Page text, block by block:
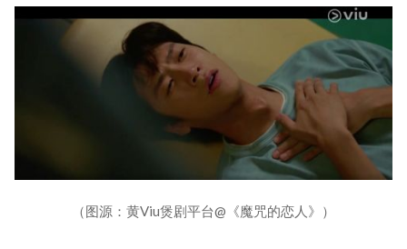
（图源：黄Viu煲剧平台@《魔咒的恋人》）